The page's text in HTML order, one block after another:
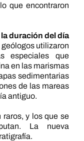
que encontraron
duración del día
utilizaron
especiales que
en las marismas
sedimentarias
de las mareas
antiguo.
raros, y los que se
La nueva